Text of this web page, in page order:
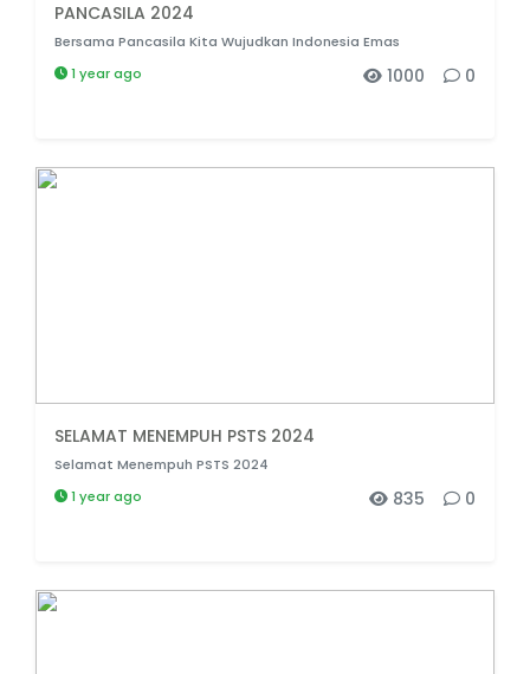
PANCASILA 2024
Bersama Pancasila Kita Wujudkan Indonesia Emas
1 year ago
0
1000
SELAMAT MENEMPUH PSTS 2024
Selamat Menempuh PSTS 2024
1 year ago
0
835